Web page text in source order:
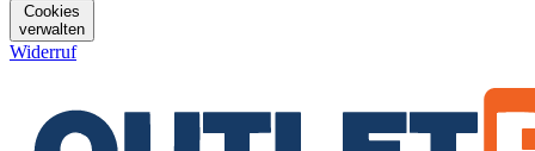
Cookies
verwalten
Widerruf